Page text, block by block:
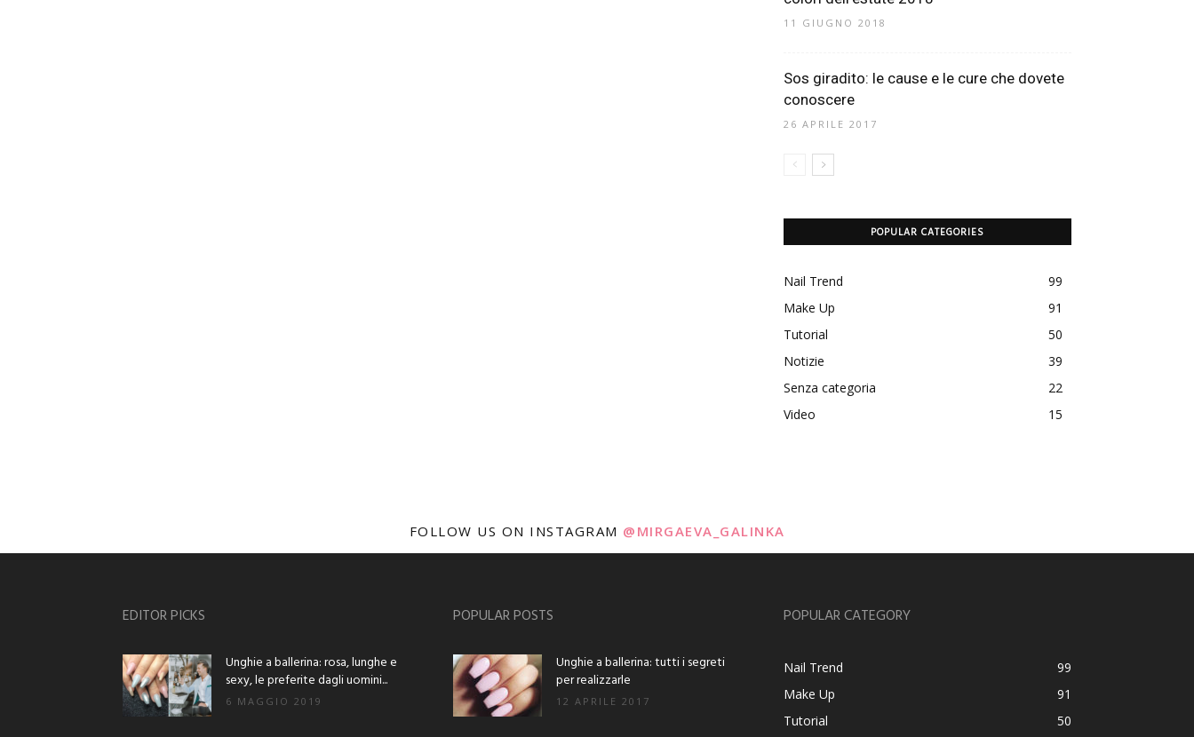
11 GIUGNO 2018
Sos giradito: le cause e le cure che dovete
conoscere
26 APRILE 2017
POPULAR CATEGORIES
Nail Trend
99
Make Up
91
Tutorial
50
Notizie
39
Senza categoria
22
Video
15
FOLLOW US ON INSTAGRAM @MIRGAEVA_GALINKA
EDITOR PICKS
Unghie a ballerina: rosa, lunghe e
sexy, le preferite dagli uomini...
6 MAGGIO 2019
POPULAR POSTS
Unghie a ballerina: tutti i segreti
per realizzarle
12 APRILE 2017
POPULAR CATEGORY
Nail Trend
99
Make Up
91
Tutorial
50